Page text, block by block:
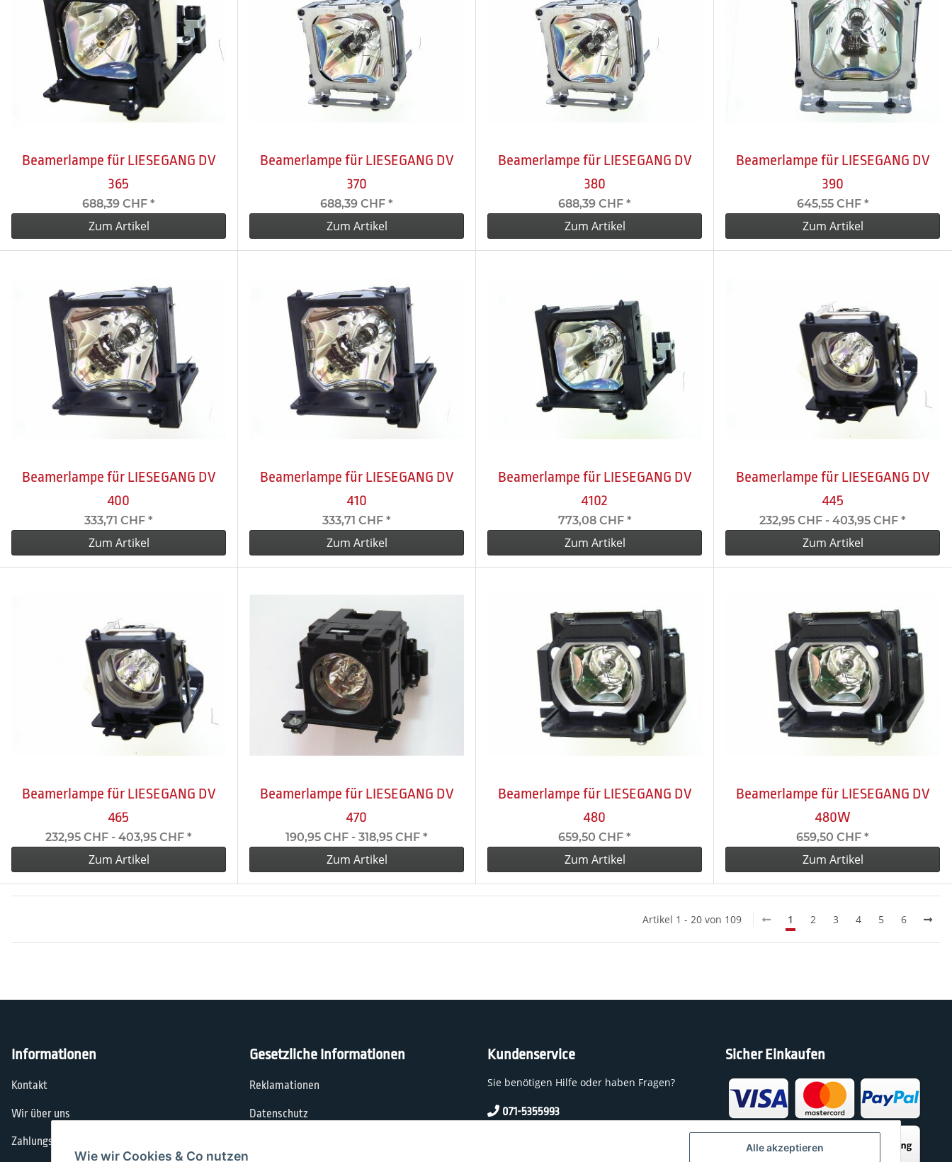
Beamerlampe für LIESEGANG DV
365
688,39 CHF *
Zum Artikel
Beamerlampe für LIESEGANG DV
370
688,39 CHF *
Zum Artikel
Beamerlampe für LIESEGANG DV
380
688,39 CHF *
Zum Artikel
Beamerlampe für LIESEGANG DV
390
645,55 CHF *
Zum Artikel
Beamerlampe für LIESEGANG DV
400
333,71 CHF *
Zum Artikel
Beamerlampe für LIESEGANG DV
410
333,71 CHF *
Zum Artikel
Beamerlampe für LIESEGANG DV
4102
773,08 CHF *
Zum Artikel
Beamerlampe für LIESEGANG DV
445
232,95 CHF - 403,95 CHF *
Zum Artikel
Beamerlampe für LIESEGANG DV
465
232,95 CHF - 403,95 CHF *
Zum Artikel
Beamerlampe für LIESEGANG DV
470
190,95 CHF - 318,95 CHF *
Zum Artikel
Beamerlampe für LIESEGANG DV
480
659,50 CHF *
Zum Artikel
Beamerlampe für LIESEGANG DV
480W
659,50 CHF *
Zum Artikel
Artikel 1 - 20 von 109 1 2 3 4 5 6
Informationen
Kontakt
Wir über uns
Zahlungsmöglichkeiten
Gesetzliche Informationen
Reklamationen
Datenschutz
Kundenservice
Sie benötigen Hilfe oder haben Fragen?
071-5355993
Sicher Einkaufen
Wie wir Cookies & Co nutzen
Alle akzeptieren